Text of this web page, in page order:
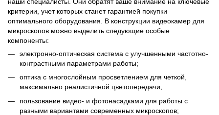
критерии, учет которых станет гарантией покупки
оптимального оборудования. В конструкции видеокамер для
микроскопов можно выделить следующие особые
компоненты:
электронно-оптическая система с улучшенными частотно-
контрастными параметрами работы;
оптика с многослойным просветлением для четкой,
максимально реалистичной цветопередачи;
пользование видео- и фотонасадками для работы с
разными вариантами современных микроскопов;